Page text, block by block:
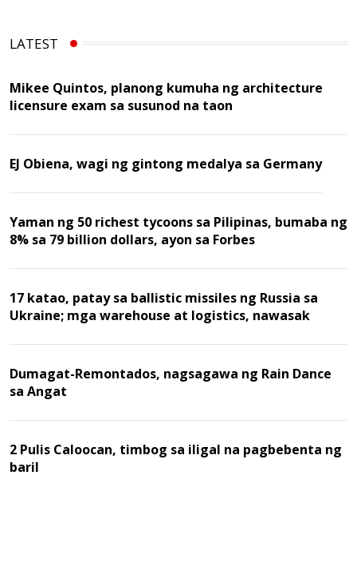
LATEST
Mikee Quintos, planong kumuha ng architecture
licensure exam sa susunod na taon
EJ Obiena, wagi ng gintong medalya sa Germany
Yaman ng 50 richest tycoons sa Pilipinas, bumaba ng
8% sa 79 billion dollars, ayon sa Forbes
17 katao, patay sa ballistic missiles ng Russia sa
Ukraine; mga warehouse at logistics, nawasak
Dumagat-Remontados, nagsagawa ng Rain Dance
sa Angat
2 Pulis Caloocan, timbog sa iligal na pagbebenta ng
baril